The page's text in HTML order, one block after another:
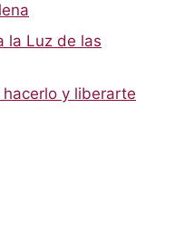
la Luz de las
y liberarte